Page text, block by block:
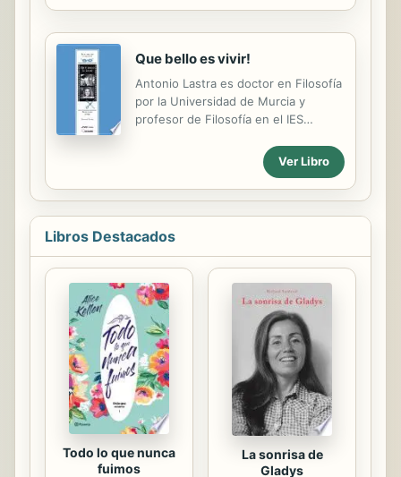
lingüística aplicada ...
Que bello es vivir!
Antonio Lastra es doctor en Filosofía
por la Universidad de Murcia y
profesor de Filosofía en el IES
Alcázares de Murcia. Es autor de los
libros La naturaleza de la filosofía
política (Murcia, 2000), Estética. El
el arte de escribir (2002), y editor de
Los reinos de Santayana (Valencia,
2002), además de numerosos
artículos de filosofía, literatura y
estética. Ha traducido, entre otros, a
Immanuel Kant, William Hazlitt, Henry
James y...
Ver Libro
Libros Destacados
Todo lo que nunca
fuimos
La sonrisa de
Gladys